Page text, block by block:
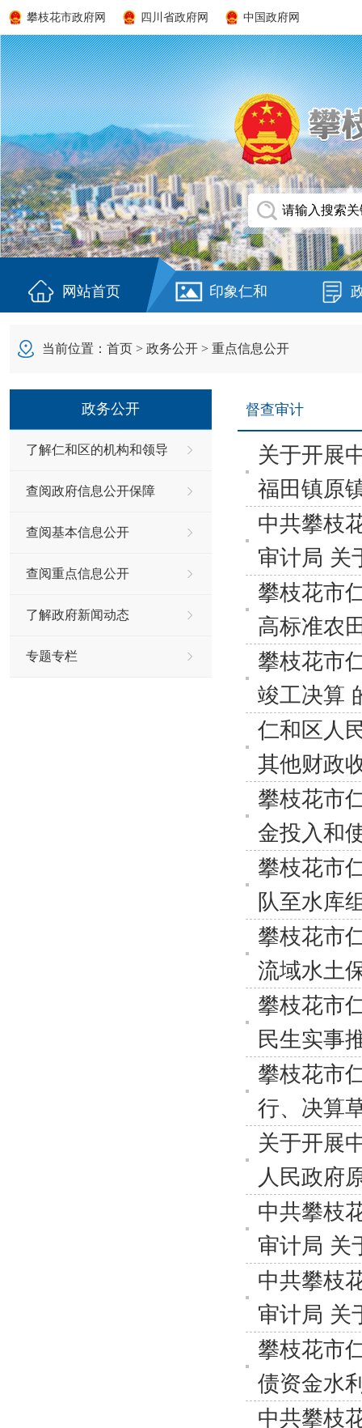
攀枝花市政府网 四川省政府网 中国政府网
网站首页 印象仁和
当前位置： 首页 > 政务公开 > 重点信息公开
政务公开
了解仁和区的机构和领导
查阅政府信息公开保障
查阅基本信息公开
查阅重点信息公开
了解政府新闻动态
专题专栏
督查审计
关于开展
福田镇原
中共攀枝
审计局 关
攀枝花市
高标准农
攀枝花市
竣工决算
仁和区人
其他财政
攀枝花市
金投入和
攀枝花市
队至水库
攀枝花市
流域水土
攀枝花市
民生实事
攀枝花市
行、决算
关于开展
人民政府
中共攀枝
审计局 关
中共攀枝
审计局 关
攀枝花市
债资金水
中共攀枝